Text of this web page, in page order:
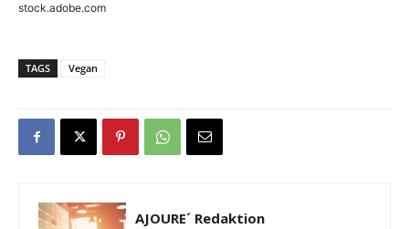
stock.adobe.com
TAGS Vegan
AJOURE´ Redaktion